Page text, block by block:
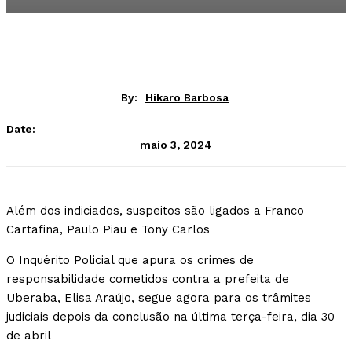
By: Hikaro Barbosa
Date:
maio 3, 2024
Além dos indiciados, suspeitos são ligados a Franco
Cartafina, Paulo Piau e Tony Carlos
O Inquérito Policial que apura os crimes de
responsabilidade cometidos contra a prefeita de
Uberaba, Elisa Araújo, segue agora para os trâmites
judiciais depois da conclusão na última terça-feira, dia 30
de abril